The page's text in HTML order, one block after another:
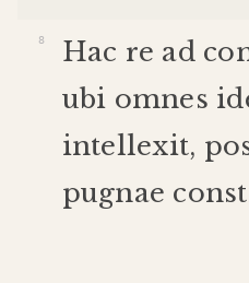
Hac re ad
ubi omnes
intellexit,
pugnae